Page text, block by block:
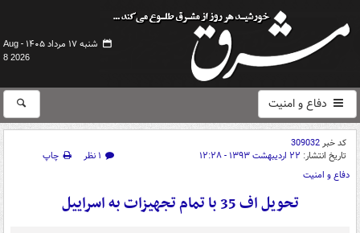
شنبه ۱۷ مرداد ۱۴۰۵ -
Aug
8 2026
دفاع و امنیت
کد خبر309032
تاریخ انتشار: ۲۲ اردیبهشت ۱۳۹۳ - ۱۲:۲۸ ۱ نظر
چاپ
دفاع و امنیت
تحویل اف 35 با تمام تجهیزات به اسراییل